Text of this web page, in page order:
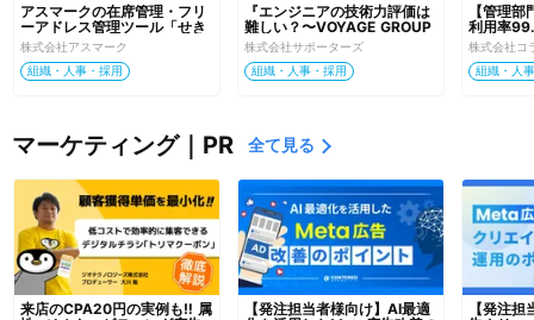
アスマークの在席管理・フリ
ーアドレス管理ツール「せき
なび」ご紹介セミナー
株式会社アスマーク
組織・人事・採用
『エンジニアの技術力評価は
難しい？〜VOYAGE GROUP
が運用する技術力評価制度の
仕組みと改善〜』
株式会社サポーターズ
組織・人事・採用
【管理
利用率
効率化サ
ー」とは
株式会社コ
組織・人
マーケティング｜PR 全て見る
来店のCPA20円の実例も‼ 属
【発注担当者様向け】AI最適
【発注